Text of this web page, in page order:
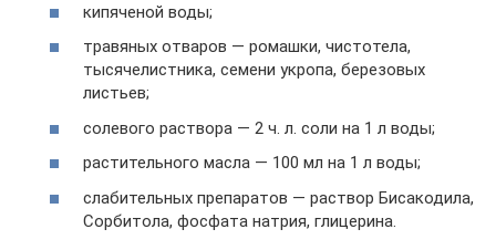
кипяченой воды;
травяных отваров — ромашки, чистотела,
тысячелистника, семени укропа, березовых
листьев;
солевого раствора — 2 ч. л. соли на 1 л воды;
растительного масла — 100 мл на 1 л воды;
слабительных препаратов — раствор Бисакодила,
Сорбитола, фосфата натрия, глицерина.